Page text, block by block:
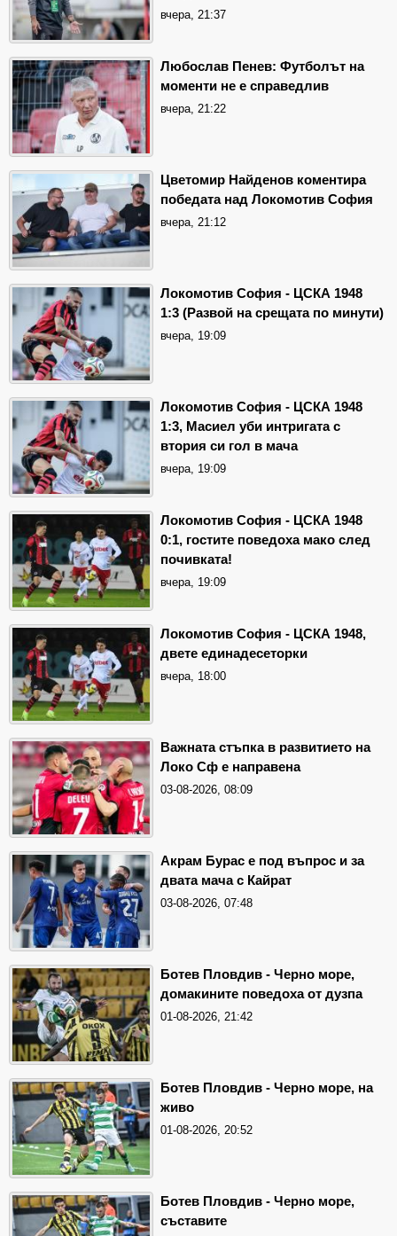
вчера, 21:37
Любослав Пенев: Футболът на
моменти не е справедлив
вчера, 21:22
Цветомир Найденов коментира
победата над Локомотив София
вчера, 21:12
Локомотив София - ЦСКА 1948
1:3 (Развой на срещата по минути)
вчера, 19:09
Локомотив София - ЦСКА 1948
1:3, Масиел уби интригата с
втория си гол в мача
вчера, 19:09
Локомотив София - ЦСКА 1948
0:1, гостите поведоха мако след
почивката!
вчера, 19:09
Локомотив София - ЦСКА 1948,
двете единадесеторки
вчера, 18:00
Важната стъпка в развитието на
Локо Сф е направена
03-08-2026, 08:09
Акрам Бурас е под въпрос и за
двата мача с Кайрат
03-08-2026, 07:48
Ботев Пловдив - Черно море,
домакините поведоха от дузпа
01-08-2026, 21:42
Ботев Пловдив - Черно море, на
живо
01-08-2026, 20:52
Ботев Пловдив - Черно море,
съставите